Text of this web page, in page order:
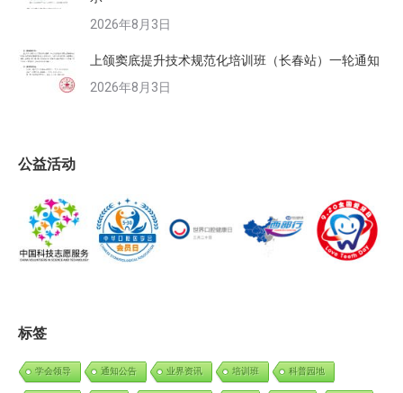
2026年8月3日
上颌窦底提升技术规范化培训班（长春站）一轮通知
2026年8月3日
公益活动
标签
学会领导 通知公告 业界资讯 培训班 科普园地